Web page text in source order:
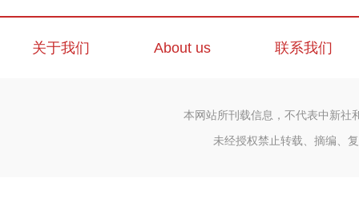
关于我们 About us 联系我们
本网站所刊载信息，不代表中新社
未经授权禁止转载、摘编、